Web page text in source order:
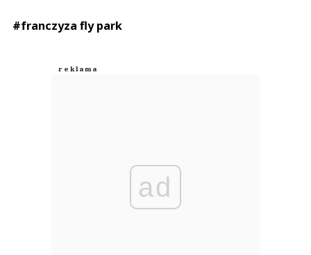
#franczyza fly park
ad